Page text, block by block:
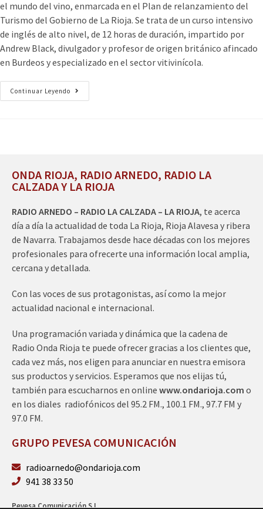
el mundo del vino, enmarcada en el Plan de relanzamiento del
Turismo del Gobierno de La Rioja. Se trata de un curso intensivo
de inglés de alto nivel, de 12 horas de duración, impartido por
Andrew Black, divulgador y profesor de origen británico afincado
en Burdeos y especializado en el sector vitivinícola.
Continuar Leyendo
ONDA RIOJA, RADIO ARNEDO, RADIO LA
CALZADA Y LA RIOJA
RADIO ARNEDO – RADIO LA CALZADA – LA RIOJA, te acerca
día a día la actualidad de toda La Rioja, Rioja Alavesa y ribera
de Navarra. Trabajamos desde hace décadas con los mejores
profesionales para ofrecerte una información local amplia,
cercana y detallada.
Con las voces de sus protagonistas, así como la mejor
actualidad nacional e internacional.
Una programación variada y dinámica que la cadena de
Radio Onda Rioja te puede ofrecer gracias a los clientes que,
cada vez más, nos eligen para anunciar en nuestra emisora
sus productos y servicios. Esperamos que nos elijas tú,
también para escucharnos en online www.ondarioja.com o
en los diales radiofónicos del 95.2 FM., 100.1 FM., 97.7 FM y
97.0 FM.
GRUPO PEVESA COMUNICACIÓN
radioarnedo@ondarioja.com
941 38 33 50
Pevesa Comunicación S.L.